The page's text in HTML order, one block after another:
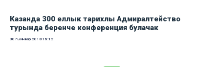
Казанда 300 еллык тарихлы Адмиралтейство
турында беренче конференция булачак
30 гыйнвар 2018 16:12